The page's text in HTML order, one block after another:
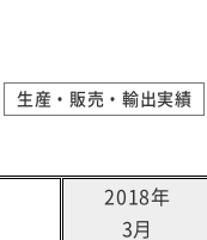
生産・販売・輸出実績
2018年
3月